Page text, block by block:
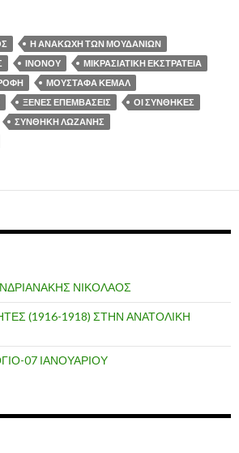
Η ΑΝΑΚΩΧΗ ΤΩΝ ΜΟΥΔΑΝΙΩΝ
ΙΝΟΝΟΥ
ΜΙΚΡΑΣΙΑΤΙΚΗ ΕΚΣΤΡΑΤΕΙΑ
ΜΟΥΣΤΑΦΑ ΚΕΜΑΛ
ΞΕΝΕΣ ΕΠΕΜΒΑΣΕΙΣ
ΟΙ ΣΥΝΘΗΚΕΣ
ΣΥΝΘΗΚΗ ΛΩΖΑΝΗΣ
ΝΙΚΟΛΑΟΣ
(1916-1918) ΣΤΗΝ ΑΝΑΤΟΛΙΚΗ
07 ΙΑΝΟΥΑΡΙΟΥ